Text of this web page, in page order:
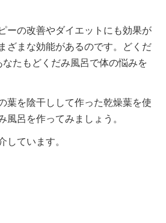
ーの改善やダイエットにも効果が
ざまな効能があるのです。どくだ
たもどくだみ風呂で体の悩みを
葉を陰干しして作った乾燥葉を使
呂を作ってみましょう。
しています。